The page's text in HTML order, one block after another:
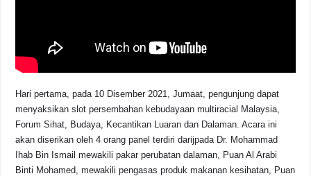
Hari pertama, pada 10 Disember 2021, Jumaat, pengunjung dapat
menyaksikan slot persembahan kebudayaan multiracial Malaysia,
Forum Sihat, Budaya, Kecantikan Luaran dan Dalaman. Acara ini
akan diserikan oleh 4 orang panel terdiri darijpada Dr. Mohammad
Ihab Bin Ismail mewakili pakar perubatan dalaman, Puan Al Arabi
Binti Mohamed, mewakili pengasas produk makanan kesihatan, Puan